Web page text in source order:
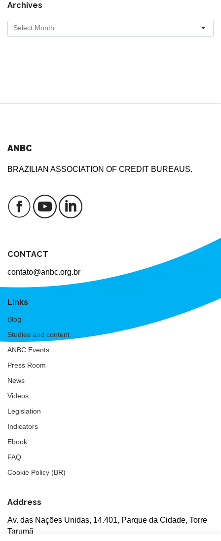
Archives
ANBC
BRAZILIAN ASSOCIATION OF CREDIT BUREAUS.
CONTACT
contato@anbc.org.br
Links
Blog
Studies and content
ANBC Events
Press Room
News
Videos
Legislation
Indicators
Ebook
FAQ
Cookie Policy (BR)
Address
Av. das Nações Unidas, 14.401, Parque da Cidade, Torre
Tarumã